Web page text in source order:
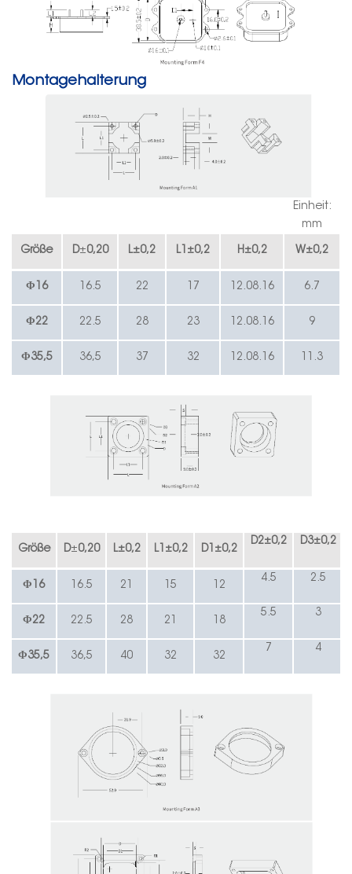
Montagehalterung
Einheit:
mm
Größe D±0,20 L±0,2 L1 ±0,2 H ±0,2 W±0,2
Φ16 16.5 22 17 12.08.16 6.7
Φ22 22.5 28 23 12.08.16 9
Φ35,5 36,5 37 32 12.08.16 11.3
Größe D±0,20 L±0,2 L1 ±0,2 D1 ±0,2
D2±0,2 D3±0,2
Φ16 16.5 21 15 12
4.5 2.5
Φ22 22.5 28 21 18
5.5 3
Φ35,5 36,5 40 32 32
7 4